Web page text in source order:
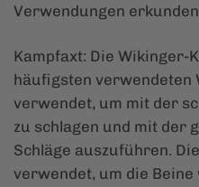
Verwendungen
Kampfaxt: Die Wikinger-
häufigsten verwendeten
verwendet, um mit der
zu schlagen und mit der
Schläge auszuführen.
verwendet, um die